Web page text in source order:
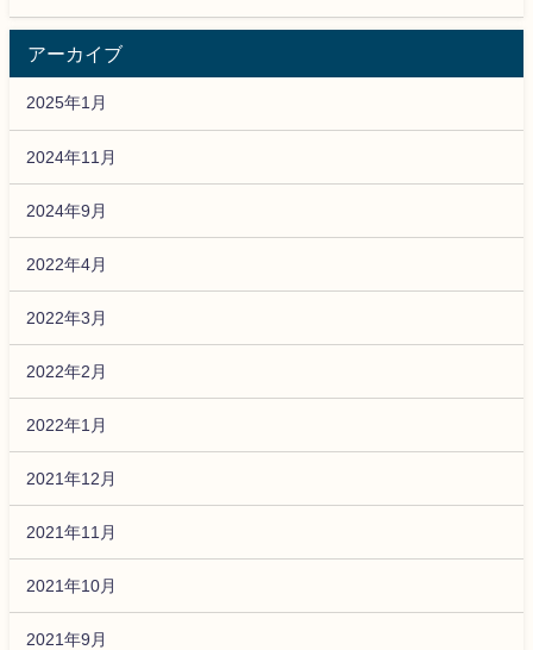
アーカイブ
2025年1月
2024年11月
2024年9月
2022年4月
2022年3月
2022年2月
2022年1月
2021年12月
2021年11月
2021年10月
2021年9月